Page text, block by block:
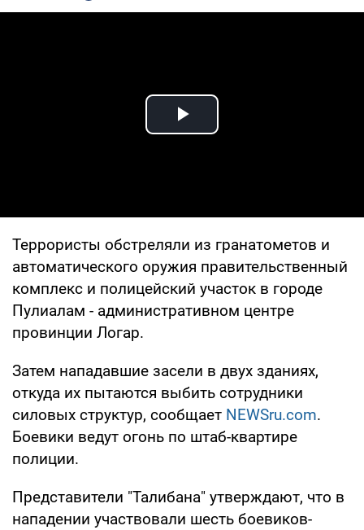
Play Video
Террористы обстреляли из гранатометов и
автоматического оружия правительственный
комплекс и полицейский участок в городе
Пулиалам - административном центре
провинции Логар.
Затем нападавшие засели в двух зданиях,
откуда их пытаются выбить сотрудники
силовых структур, сообщает NEWSru.com.
Боевики ведут огонь по штаб-квартире
полиции.
Представители "Талибана" утверждают, что в
нападении участвовали шесть боевиков-